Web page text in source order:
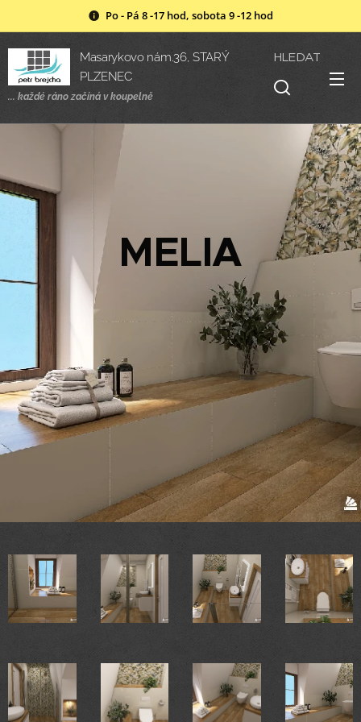
Po - Pá 8 -17 hod, sobota 9 -12 hod
Masarykovo nám.36, STARÝ
PLZENEC
... každé ráno začíná v koupelně
HLEDAT
MELIA